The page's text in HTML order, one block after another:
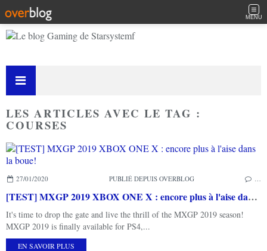
MENU
LES ARTICLES AVEC LE TAG :
COURSES
27/01/2020 PUBLIÉ DEPUIS OVERBLOG
[TEST] MXGP 2019 XBOX ONE X : encore plus à l'aise dans la boue!
It's time to drop the gate and live the thrill of the MXGP 2019 season!
MXGP 2019 is finally available for PS4,...
EN SAVOIR PLUS